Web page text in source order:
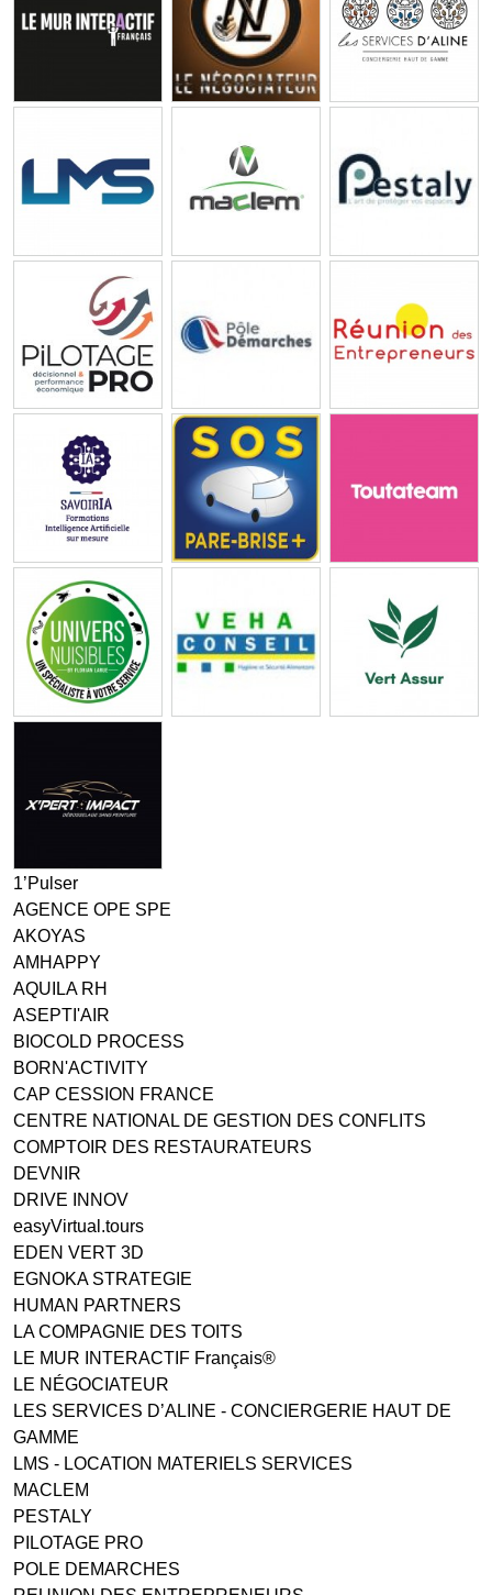
1’Pulser
AGENCE OPE SPE
AKOYAS
AMHAPPY
AQUILA RH
ASEPTI'AIR
BIOCOLD PROCESS
BORN'ACTIVITY
CAP CESSION FRANCE
CENTRE NATIONAL DE GESTION DES CONFLITS
COMPTOIR DES RESTAURATEURS
DEVNIR
DRIVE INNOV
easyVirtual.tours
EDEN VERT 3D
EGNOKA STRATEGIE
HUMAN PARTNERS
LA COMPAGNIE DES TOITS
LE MUR INTERACTIF Français®
LE NÉGOCIATEUR
LES SERVICES D’ALINE - CONCIERGERIE HAUT DE
GAMME
LMS - LOCATION MATERIELS SERVICES
MACLEM
PESTALY
PILOTAGE PRO
POLE DEMARCHES